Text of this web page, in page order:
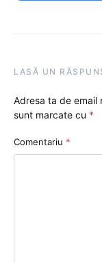
LASĂ UN
Adresa ta de email
sunt marcate cu *
Comentariu *